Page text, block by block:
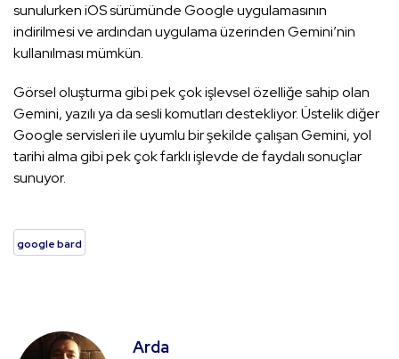
sunulurken iOS sürümünde Google uygulamasının
indirilmesi ve ardından uygulama üzerinden Gemini’nin
kullanılması mümkün.
Görsel oluşturma gibi pek çok işlevsel özelliğe sahip olan
Gemini, yazılı ya da sesli komutları destekliyor. Üstelik diğer
Google servisleri ile uyumlu bir şekilde çalışan Gemini, yol
tarihi alma gibi pek çok farklı işlevde de faydalı sonuçlar
sunuyor.
google bard
Arda